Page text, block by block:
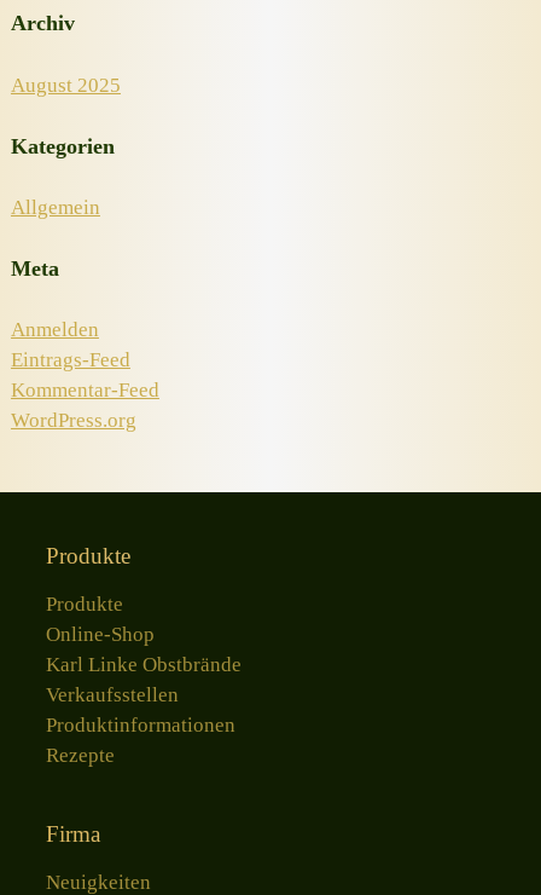
Archiv
August 2025
Kategorien
Allgemein
Meta
Anmelden
Eintrags-Feed
Kommentar-Feed
WordPress.org
Produkte
Produkte
Online-Shop
Karl Linke Obstbrände
Verkaufsstellen
Produktinformationen
Rezepte
Firma
Neuigkeiten